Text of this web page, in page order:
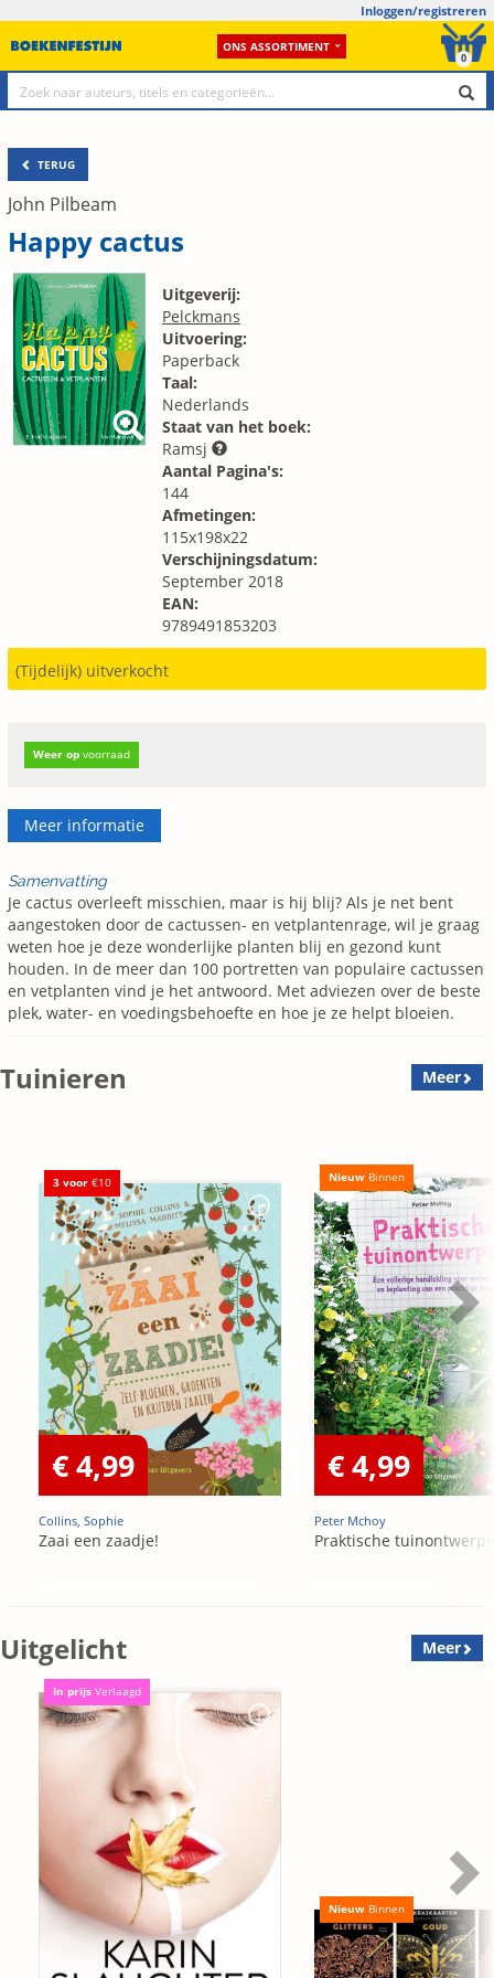
Inloggen/registreren
ONS ASSORTIMENT
0
TERUG
John Pilbeam
Happy cactus
Uitgeverij:
Pelckmans
Uitvoering:
Paperback
Taal:
Nederlands
Staat van het boek:
Ramsj
Aantal Pagina's:
144
Afmetingen:
115x198x22
Verschijningsdatum:
September 2018
EAN:
9789491853203
(Tijdelijk) uitverkocht
Weer op voorraad
Meer informatie
Samenvatting
Je cactus overleeft misschien, maar is hij blij? Als je net bent
aangestoken door de cactussen- en vetplantenrage, wil je graag
weten hoe je deze wonderlijke planten blij en gezond kunt
houden. In de meer dan 100 portretten van populaire cactussen
en vetplanten vind je het antwoord. Met adviezen over de beste
plek, water- en voedingsbehoefte en hoe je ze helpt bloeien.
Tuinieren Meer
3 voor €10
€ 4,99
Collins, Sophie
Zaai een zaadje!
Nieuw Binnen
€ 4,99
Peter Mchoy
Praktische
Uitgelicht Meer
In prijs Verlaagd
Nieuw Binnen